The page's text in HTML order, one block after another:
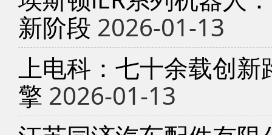
新阶段 2026-01-13
上电科：七十余载创
擎 2026-01-13